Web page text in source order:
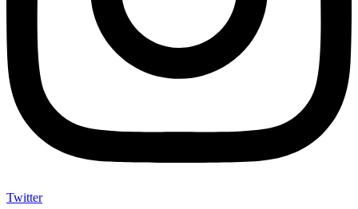
Twitter